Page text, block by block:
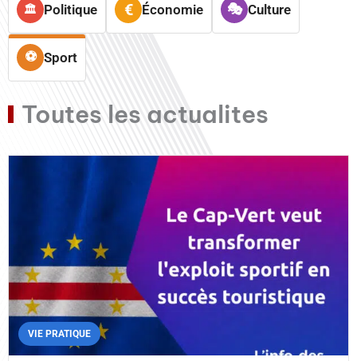
Politique Économie Culture
Sport
Toutes les actualites
VIE PRATIQUE